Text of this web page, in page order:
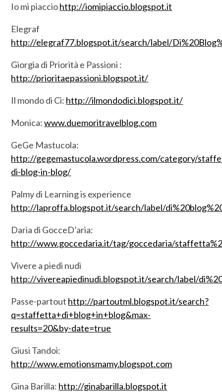
Io mi piacciohttp://iomipiaccio.blogspot.it
Elegraf
http://elegraf77.blogspot.it/search/label/
Giorgia di Priorità e Passioni :
http://prioritaepassioni.blogspot.it/
Il mondo di Cì: http://ilmondodici.blogspot.it/
Monica:www.duemoritravelblog.com
GeGe Mastucola:
http://gegemastucola.wordpress.com/category/
di-blog-in-blog/
Palmy di Learning is experience
http://laproffa.blogspot.it/search/label/
Daria di GocceD’aria:
http://www.goccedaria.it/tag/goccedaria/
Vivere a piedi nudi
http://vivereapiedinudi.blogspot.it/search/label/
Passe-partout http://partoutml.blogspot.it/search?
q=staffetta+di+blog+in+blog&max-
results=20&by-date=true
Giusi Tandoi:
http://www.emotionsmamy.blogspot.com
Gina Barilla: http://ginabarilla.blogspot.it